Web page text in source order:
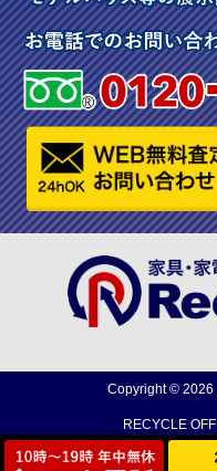
Copyright © 2026
RECYCLE OFF